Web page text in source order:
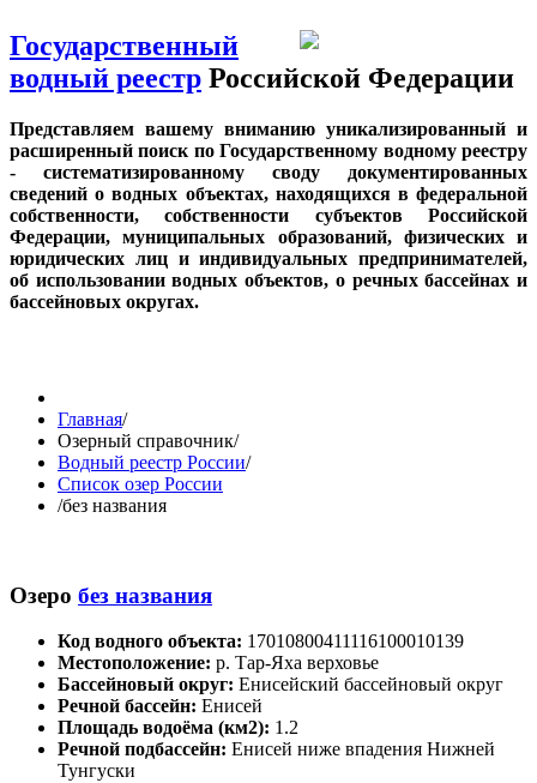
Государственный
водный реестр Российской Федерации
Представляем вашему вниманию уникализированный и
расширенный поиск по Государственному водному реестру
- систематизированному своду документированных
сведений о водных объектах, находящихся в федеральной
собственности, собственности субъектов Российской
Федерации, муниципальных образований, физических и
юридических лиц и индивидуальных предпринимателей,
об использовании водных объектов, о речных бассейнах и
бассейновых округах.
Главная/
Озерный справочник/
Водный реестр России/
Список озер России
/без названия
Озеро без названия
Код водного объекта: 17010800411116100010139
Местоположение: р. Тар-Яха верховье
Бассейновый округ: Енисейский бассейновый округ
Речной бассейн: Енисей
Площадь водоёма (км2): 1.2
Речной подбассейн: Енисей ниже впадения Нижней
Тунгуски